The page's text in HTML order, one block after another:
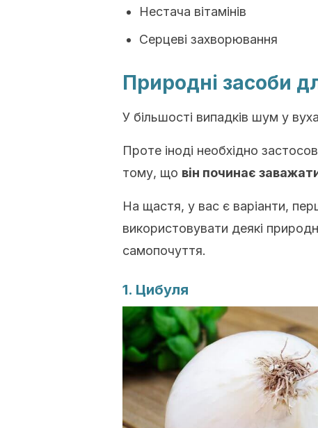
Нестача вітамінів
Серцеві захворювання
Природні засоби
У більшості випадків шум у
Проте іноді необхідно
тому, що він починає
На щастя, у вас є варіанти,
використовувати деякі
самопочуття.
1. Цибуля